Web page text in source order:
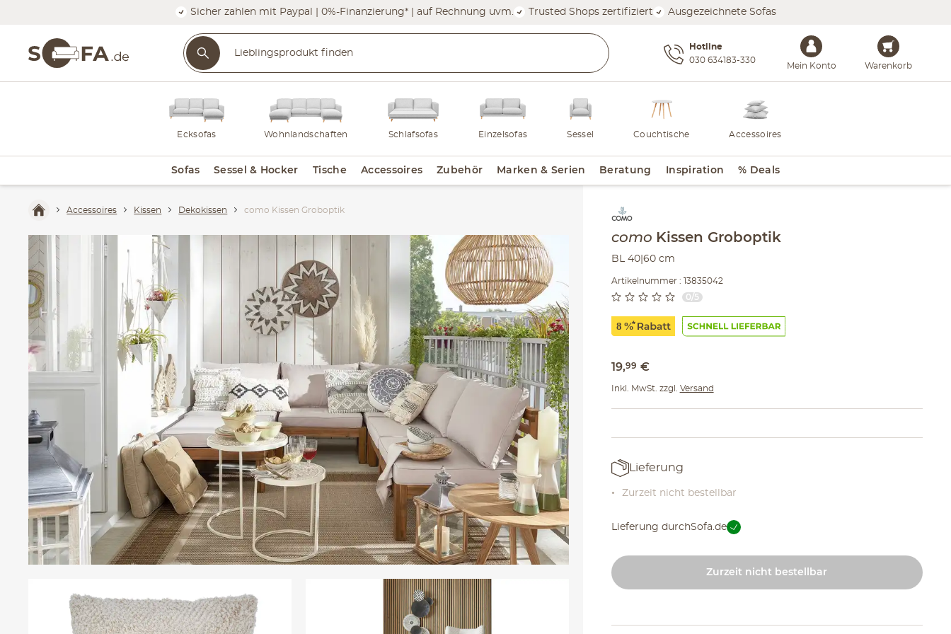
Sicher zahlen mit Paypal | 0%-Finanzierung* | auf Rechnung uvm. Trusted Shops zertifiziert Ausgezeichnete Sofas
Hotline
030 634183-330
Mein Konto Warenkorb
Ecksofas Wohnlandschaften Schlafsofas Einzelsofas Sessel Couchtische Accessoires
Sofas Sessel & Hocker Tische Accessoires Zubehör Marken & Serien Beratung Inspiration % Deals
Accessoires Kissen Dekokissen como Kissen Groboptik Inhalt der Seitenleiste überspringen - Zum Seitenende
como Kissen Groboptik
BL 40|60 cm
Artikelnummer : 13835042
0/5
19,99 €
Inkl. MwSt. zzgl. Versand
Lieferung
Zurzeit nicht bestellbar
Lieferung durchSofa.de
Zurzeit nicht bestellbar